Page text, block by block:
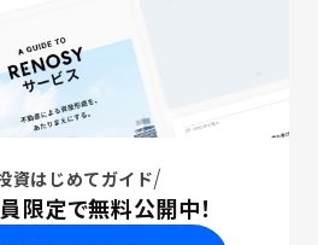
資はじめてガイド
限定で無料公開中！